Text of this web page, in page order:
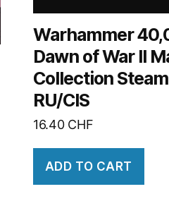
Warhammer
Dawn of War II
Collection
RU/CIS
16.40 CHF
ADD TO CART